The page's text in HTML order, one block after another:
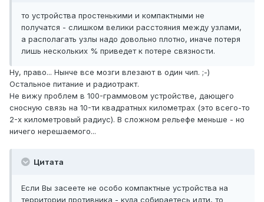
то устройства простенькими и компактными не
получатся - слишком велики расстояния между узлами,
а располагать узлы надо довольно плотно, иначе потеря
лишь нескольких % приведет к потере связности.
Ну, право... Нынче все мозги влезают в один чип. ;-)
Остальное питание и радиотракт.
Не вижу проблем в 100-граммовом устройстве, дающего
сносную связь на 10-ти квадратных километрах (это всего-то
2-х километровый радиус). В сложном рельефе меньше - но
ничего нерешаемого...
Цитата
Если Вы засеете не особо компактные устройства на
территории противника - куда собираетесь идти, то